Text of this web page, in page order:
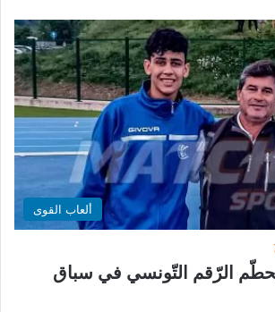
ألعاب القوى
الرّقم التّونسي في سباق